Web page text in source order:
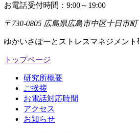
お電話受付時間：9:00～19:00
〒730-0805 広島県広島市中区十日市
ゆかいさぽーとストレスマネジメント
トップページ
研究所概要
ご挨拶
お電話対応時間
アクセス
お知らせ